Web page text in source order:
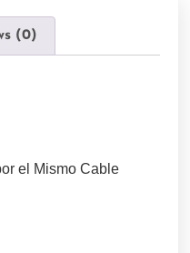
(0)
el Mismo Cable